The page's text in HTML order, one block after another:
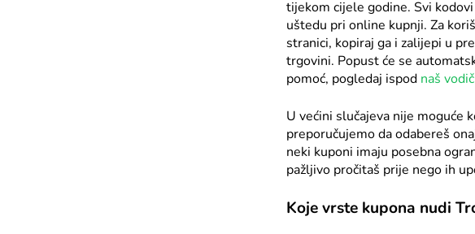
tijekom cijele godine. Svi
uštedu pri online kupnji. Za
stranici, kopiraj ga i zalijepi u
trgovini. Popust će se
pomoć, pogledaj ispod naš
U većini slučajeva nije moguće
preporučujemo da odabereš
neki kuponi imaju posebna
pažljivo pročitaš prije nego ih
Koje vrste kupona nudi